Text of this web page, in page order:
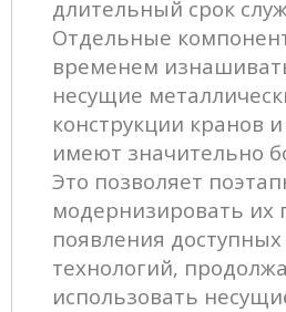
длительный срок
Отдельные
временем
несущие
конструкции кранов
имеют значительно
Это позволяет
модернизировать их
появления
технологий,
использовать